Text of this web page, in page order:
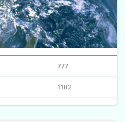
777
1182